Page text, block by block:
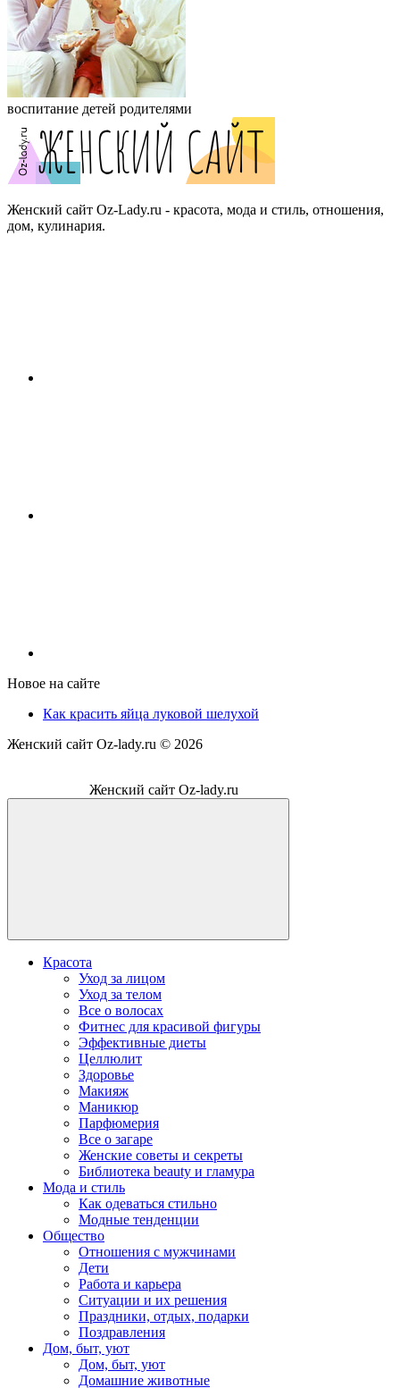
воспитание детей родителями
Женский сайт Oz-Lady.ru - красота, мода и стиль, отношения,
дом, кулинария.
Новое на сайте
Как красить яйца луковой шелухой
Женский сайт Oz-lady.ru © 2026
Женский сайт Oz-lady.ru
Красота
Уход за лицом
Уход за телом
Все о волосах
Фитнес для красивой фигуры
Эффективные диеты
Целлюлит
Здоровье
Макияж
Маникюр
Парфюмерия
Все о загаре
Женские советы и секреты
Библиотека beauty и гламура
Мода и стиль
Как одеваться стильно
Модные тенденции
Общество
Отношения с мужчинами
Дети
Работа и карьера
Ситуации и их решения
Праздники, отдых, подарки
Поздравления
Дом, быт, уют
Дом, быт, уют
Домашние животные